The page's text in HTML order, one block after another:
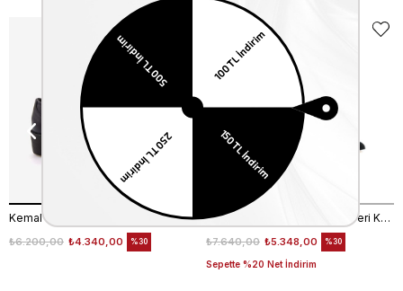
Kemal Tanca Hakiki Deri Kadın Siyah Günlük Ayakkabı
₺4.340,00
₺6.200,00 %30
Rouge Neolit Taban Hakiki Deri Kurdele Detaylı Siyah Babet 4434-63
₺5.348,00
₺7.640,00
Sepette %20 Net İndirim
%30
EKSTRA
İNDİRİM